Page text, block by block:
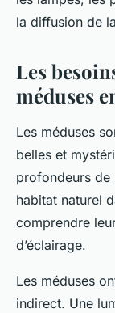
la diffusion de
Les
méduses
Les méduses
belles et
profondeurs de
habitat naturel
comprendre
d’éclairage.
Les méduses
indirect. Une